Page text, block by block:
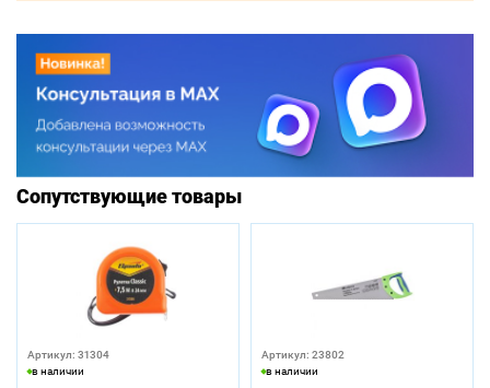
Сопутствующие товары
Артикул: 31304
в наличии
Артикул: 23802
в наличии